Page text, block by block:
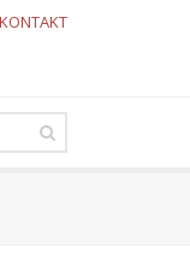
KONTAKT